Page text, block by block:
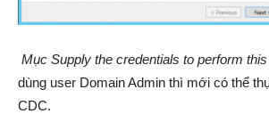
Mục Supply the credentials to perform
dùng user Domain Admin thì mới có thể
CDC.